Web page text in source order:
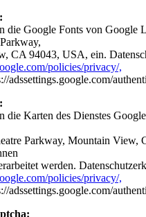
die Google Fonts von Google
CA 94043, USA, ein.
policies/privacy/,
adssettings.google.com/
die Karten des Dienstes
Parkway, Mountain View,
werden.
policies/privacy/,
adssettings.google.com/